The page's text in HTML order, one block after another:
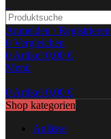
Anmelden / Registrieren
0 Vergleichen
0Artikel 0,00 €
Menü
0Artikel 0,00 €
Shop kategorien
Anlässe